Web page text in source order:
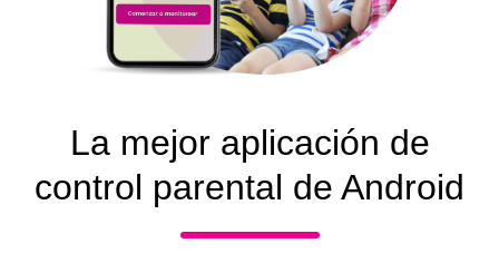
La mejor aplicación de
control parental de Android